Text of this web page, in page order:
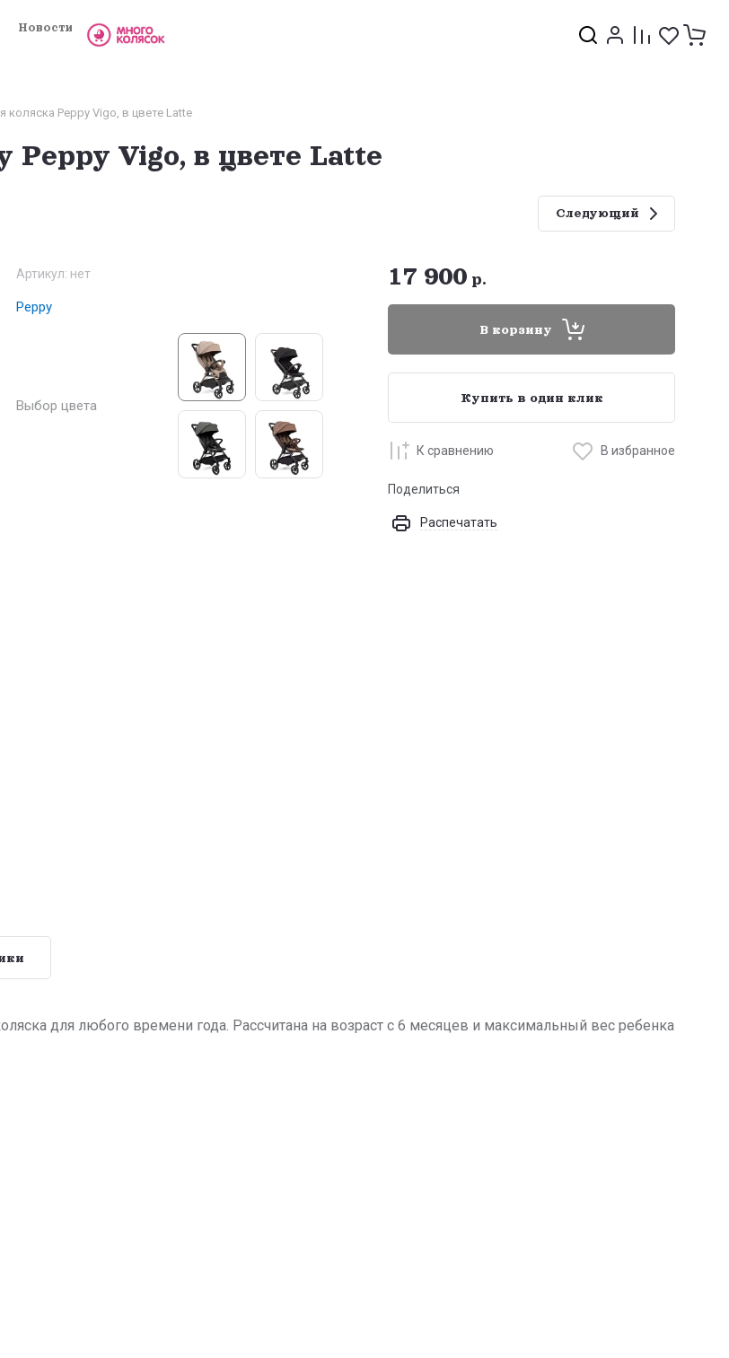
Новости
коляска Peppy Vigo, в цвете Latte
Peppy Vigo, в цвете Latte
Следующий
Артикул: нет
Peppy
Выбор цвета
17 900 р.
В корзину
Купить в один клик
К сравнению В избранное
Поделиться
Распечатать
для любого времени года. Рассчитана на возраст с 6 месяцев и максимальный вес ребенка